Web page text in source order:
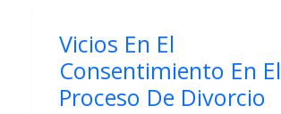
Vicios En El
Consentimiento En El
Proceso De Divorcio